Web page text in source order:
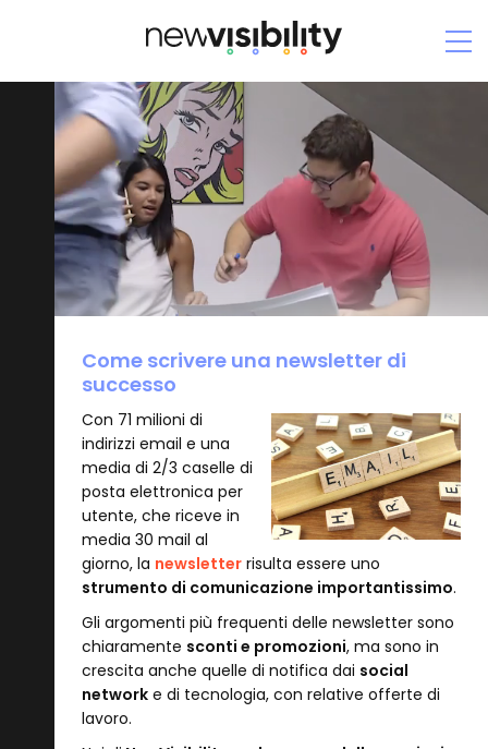
una
newsletter
successo
Come scrivere una newsletter di
successo
Con 71 milioni di
indirizzi email e una
media di 2/3 caselle di
posta elettronica per
utente, che riceve in
media 30 mail al
giorno, la newsletter risulta essere uno
strumento di comunicazione importantissimo.
Gli argomenti più frequenti delle newsletter sono
chiaramente sconti e promozioni, ma sono in
crescita anche quelle di notifica dai social
network e di tecnologia, con relative offerte di
lavoro.